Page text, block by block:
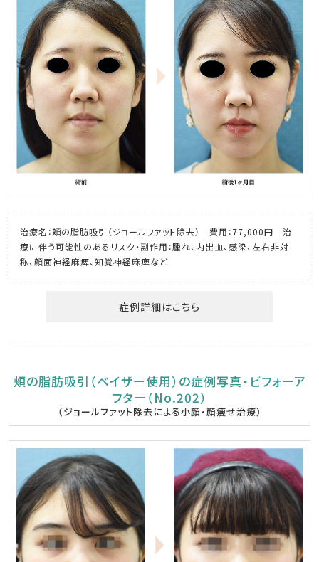
治療名：頬の脂肪吸引（ジョールファット除去） 費用：77,000円 治
療に伴う可能性のあるリスク・副作用：腫れ、内出血、感染、左右非対
称、顔面神経麻痺、知覚神経麻痺など
症例詳細はこちら
頬の脂肪吸引（ベイザー使用）の症例写真・ビフォーア
フター（No.202）
（ジョールファット除去による小顔・顔痩せ治療）